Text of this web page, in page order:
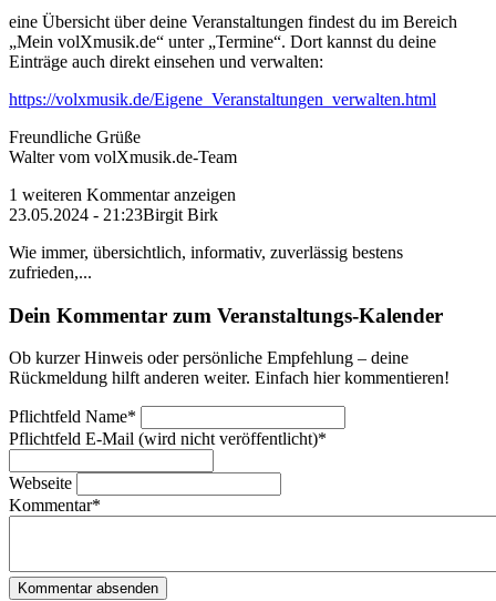
eine Übersicht über deine Veranstaltungen findest du im Bereich
„Mein volXmusik.de“ unter „Termine“. Dort kannst du deine
Einträge auch direkt einsehen und verwalten:
https://volxmusik.de/Eigene_Veranstaltungen_verwalten.html
Freundliche Grüße
Walter vom volXmusik.de-Team
1 weiteren Kommentar anzeigen
23.05.2024 - 21:23Birgit Birk
Wie immer, übersichtlich, informativ, zuverlässig bestens
zufrieden,...
Dein Kommentar zum Veranstaltungs-Kalender
Ob kurzer Hinweis oder persönliche Empfehlung – deine
Rückmeldung hilft anderen weiter. Einfach hier kommentieren!
Pflichtfeld Name*
Pflichtfeld E-Mail (wird nicht veröffentlicht)*
Webseite
Kommentar*